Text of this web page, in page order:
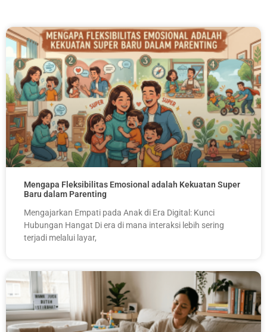
Mengapa Fleksibilitas Emosional adalah Kekuatan Super
Baru dalam Parenting
Mengajarkan Empati pada Anak di Era Digital: Kunci
Hubungan Hangat Di era di mana interaksi lebih sering
terjadi melalui layar,